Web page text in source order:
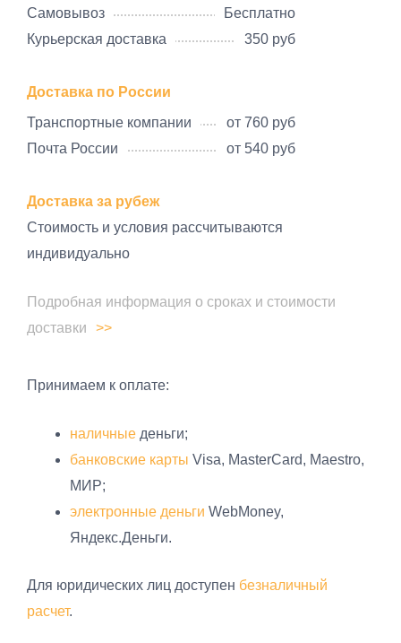
Самовывоз
Бесплатно
Курьерская доставка
350 руб
Доставка по России
Транспортные компании
от 760 руб
Почта России
от 540 руб
Доставка за рубеж
Стоимость и условия рассчитываются
индивидуально
Подробная информация о сроках и стоимости
доставки
Принимаем к оплате:
наличныеденьги;
банковские карты Visa, MasterCard, Maestro,
МИР;
электронные деньги WebMoney,
Яндекс.Деньги.
Для юридических лиц доступен безналичный
расчет.